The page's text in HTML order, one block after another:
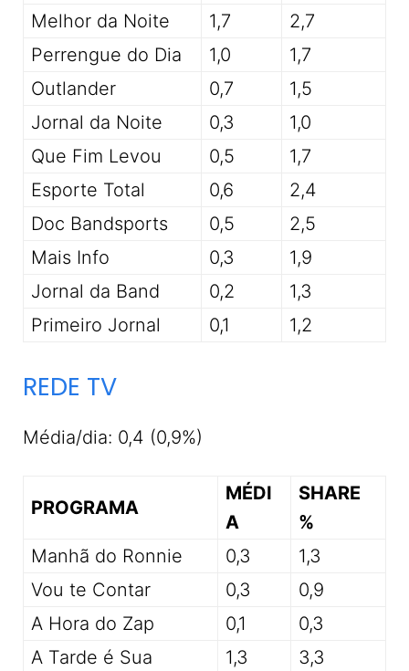
Melhor da Noite
1,7
2,7
Perrengue do Dia
1,0
1,7
Outlander
0,7
1,5
Jornal da Noite
0,3
1,0
Que Fim Levou
0,5
1,7
Esporte Total
0,6
2,4
Doc Bandsports
0,5
2,5
Mais Info
0,3
1,9
Jornal da Band
0,2
1,3
Primeiro Jornal
0,1 1,2
REDE TV
Média/dia: 0,4 (0,9%)
PROGRAMA
MÉDI
A
SHARE
%
Manhã do Ronnie
0,3
1,3
Vou te Contar
0,3
0,9
A Hora do Zap
0,1
0,3
A Tarde é Sua
1,3
3,3